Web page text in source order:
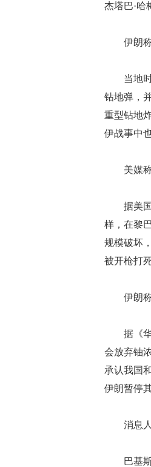
杰塔巴·哈
伊朗称
当地时
钻地弹，
重型钻地
伊战事中
美媒称
据美国
样，在黎
规模破坏
被开枪打
伊朗称
据《华
会放弃铀
承认我国
伊朗暂停
消息人
巴基斯